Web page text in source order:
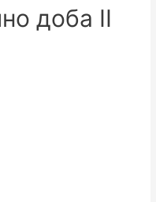
доба II